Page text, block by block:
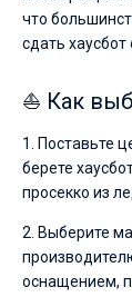
что
сдать
⛵ Как
1. Поставьте
берете
просекко из
2. Выберите
оснащением,